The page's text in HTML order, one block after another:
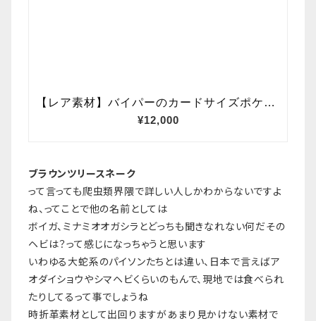
ブラウンツリースネーク
って言っても爬虫類界隈で詳しい人しかわからないですよ
ね、ってことで他の名前としては
ボイガ、ミナミオオガシラとどっちも聞きなれない何だその
ヘビは？って感じになっちゃうと思います
いわゆる大蛇系のパイソンたちとは違い、日本で言えばア
オダイショウやシマヘビくらいのもんで、現地では食べられ
たりしてるって事でしょうね
時折革素材として出回りますがあまり見かけない素材で